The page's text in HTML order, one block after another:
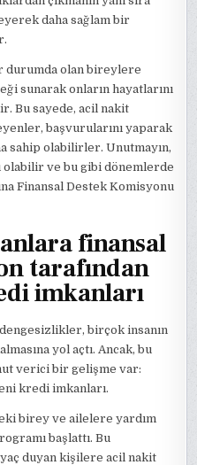
daha sağlam bir
durumda olan bireylere
sunarak onların hayatlarını
Bu sayede, acil nakit
başvurularını yaparak
sahip olabilirler. Unutmayın,
olabilir ve bu gibi dönemlerde
Finansal Destek Komisyonu
finansal
tarafından
imkanları
birçok insanın
yol açtı. Ancak, bu
verici bir gelişme var:
kredi imkanları.
birey ve ailelere yardım
başlattı. Bu
duyan kişilere acil nakit